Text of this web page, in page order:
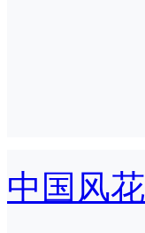
中国风